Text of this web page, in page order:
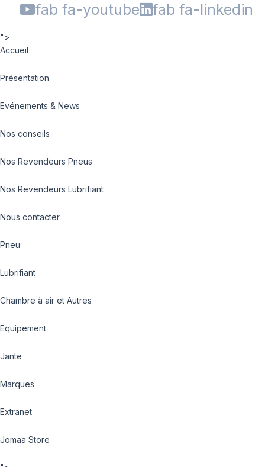
fab fa-youtube
fab fa-linkedin
">
Accueil
Présentation
Evénements & News
Nos conseils
Nos Revendeurs Pneus
Nos Revendeurs Lubrifiant
Nous contacter
Pneu
Lubrifiant
Chambre à air et Autres
Equipement
Jante
Marques
Extranet
Jomaa Store